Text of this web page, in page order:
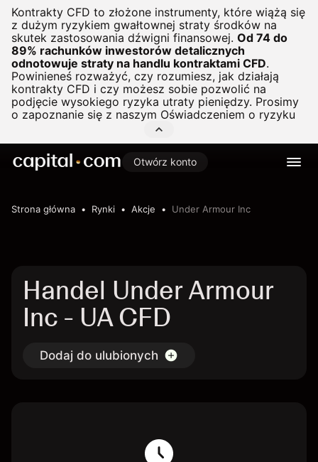
Kontrakty CFD to złożone instrumenty, które wiążą się
z dużym ryzykiem gwałtownej straty środków na
skutek zastosowania dźwigni finansowej. Od 74 do
89% rachunków inwestorów detalicznych
odnotowuje straty na handlu kontraktami CFD.
Powinieneś rozważyć, czy rozumiesz, jak działają
kontrakty CFD i czy możesz sobie pozwolić na
podjęcie wysokiego ryzyka utraty pieniędzy. Prosimy
o zapoznanie się z naszym Oświadczeniem o ryzyku
Otwórz konto
Strona główna Rynki Akcje Under Armour Inc
Handel Under Armour
Inc - UA CFD
Dodaj do ulubionych